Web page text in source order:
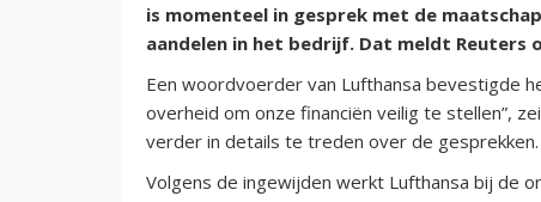
is momenteel in gesprek met de
aandelen in het bedrijf. Dat meldt Reuters
Een woordvoerder van Lufthansa bevestigde
overheid om onze financiën veilig te stellen”,
verder in details te treden over de gesprekken.
Volgens de ingewijden werkt Lufthansa bij de